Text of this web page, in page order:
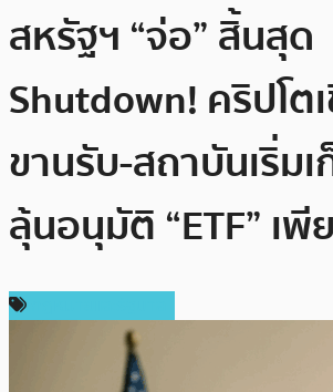
สหรัฐฯ “จ่อ” สิ้นสุด
Shutdown! คริปโต
ขานรับ-สถาบันเริ่ม
ลุ้นอนุมัติ “ETF” เพี